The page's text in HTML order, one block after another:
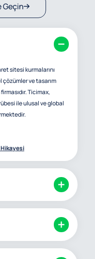
Geçin
sitesi kurmalarını
ve tasarım
Ticimax,
ile ulusal ve global